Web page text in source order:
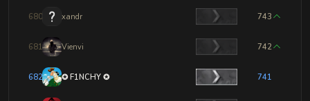
680 xandr 743
681 Vienvi 742
682 ✪ F1NCHY ✪ 741